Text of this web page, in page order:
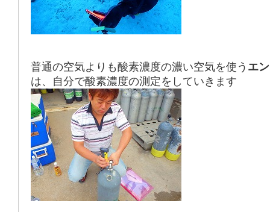
普通の空気よりも酸素濃度の濃い空気を使う エ
は、自分で酸素濃度の測定をしていきます